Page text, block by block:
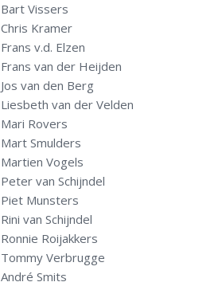
Bart Vissers
Chris Kramer
Frans v.d. Elzen
Frans van der Heijden
Jos van den Berg
Liesbeth van der Velden
Mari Rovers
Mart Smulders
Martien Vogels
Peter van Schijndel
Piet Munsters
Rini van Schijndel
Ronnie Roijakkers
Tommy Verbrugge
André Smits